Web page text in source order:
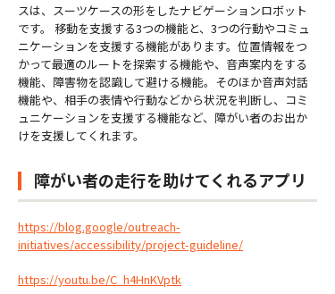
スは、スーツケースの形をしたナビゲーションロボット
です。 移動を支援する3つの機能と、3つの行動やコミュ
ニケーションを支援する機能があります。位置情報をつ
かって最適のルートを探索する機能や、音声案内をする
機能、障害物を認識して避ける機能。そのほか音声対話
機能や、相手の表情や行動などから状況を判断し、コミ
ュニケーションを支援する機能など、障がい者のお出か
けを支援してくれます。
障がい者の走行を助けてくれるアプリ
https://blog.google/outreach-
initiatives/accessibility/project-guideline/
https://youtu.be/C_h4HnKVptk